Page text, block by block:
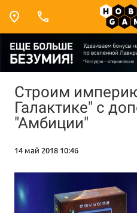
Строим
Галактике" с
"Амбиции"
14 май 2018 10:46